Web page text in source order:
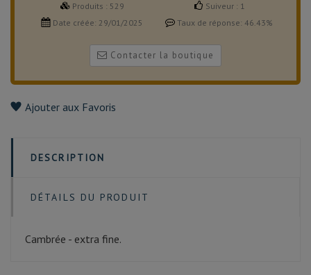
Produits : 529 Suiveur : 1
Date créée: 29/01/2025 Taux de réponse: 46.43%
Contacter la boutique
Ajouter aux Favoris
DESCRIPTION
DÉTAILS DU PRODUIT
Cambrée - extra fine.